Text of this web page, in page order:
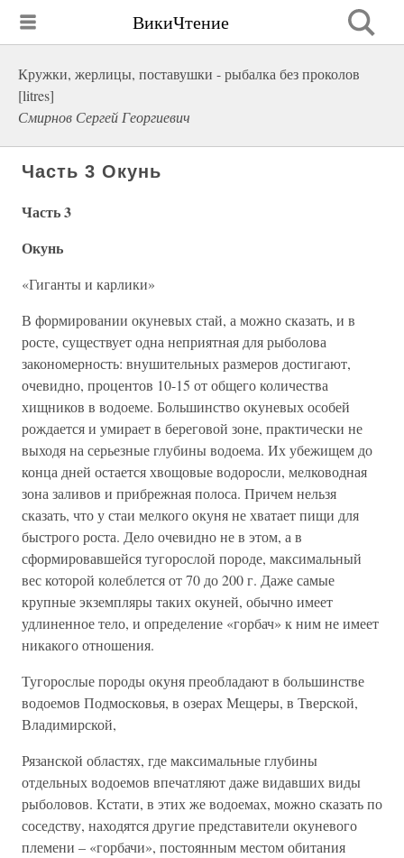
ВикиЧтение
Кружки, жерлицы, поставушки - рыбалка без проколов
[litres]
Смирнов Сергей Георгиевич
Часть 3 Окунь
Часть 3
Окунь
«Гиганты и карлики»
В формировании окуневых стай, а можно сказать, и в
росте, существует одна неприятная для рыболова
закономерность: внушительных размеров достигают,
очевидно, процентов 10-15 от общего количества
хищников в водоеме. Большинство окуневых особей
рождается и умирает в береговой зоне, практически не
выходя на серьезные глубины водоема. Их убежищем до
конца дней остается хвощовые водоросли, мелководная
зона заливов и прибрежная полоса. Причем нельзя
сказать, что у стаи мелкого окуня не хватает пищи для
быстрого роста. Дело очевидно не в этом, а в
сформировавшейся тугорослой породе, максимальный
вес которой колеблется от 70 до 200 г. Даже самые
крупные экземпляры таких окуней, обычно имеет
удлиненное тело, и определение «горбач» к ним не имеет
никакого отношения.
Тугорослые породы окуня преобладают в большинстве
водоемов Подмосковья, в озерах Мещеры, в Тверской,
Владимирской,
Рязанской областях, где максимальные глубины
отдельных водоемов впечатляют даже видавших виды
рыболовов. Кстати, в этих же водоемах, можно сказать по
соседству, находятся другие представители окуневого
племени – «горбачи», постоянным местом обитания